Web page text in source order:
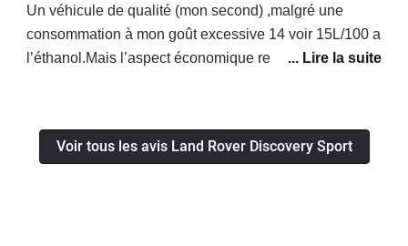
Un véhicule de qualité (mon second) ,malgré une
consommation à mon goût excessive 14 voir 15L/100 a
l’éthanol.Mais l’aspect économique reste encore bon
et livré en février 2023.Un concessionnaire à Toulouse
(au top) qui a joué le jeux et m’a prêté un véhicule
Voir tous les avis Land Rover Discovery Sport